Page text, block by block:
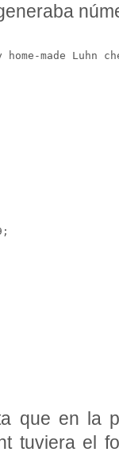
made Luhn
que en la
tuviera el